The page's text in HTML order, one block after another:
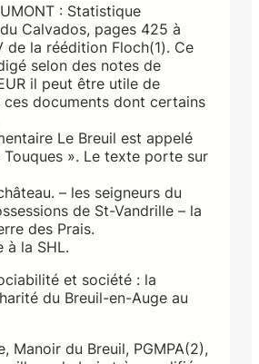
: Statistique
Calvados, pages 425 à
de la réédition Floch(1). Ce
selon des notes de
il peut être utile de
ces documents dont certains
Le Breuil est appelé
Touques ». Le texte porte sur
– les seigneurs du
de St-Vandrille – la
des Prais.
à la SHL.
et société : la
du Breuil-en-Auge au
Manoir du Breuil, PGMPA(2),